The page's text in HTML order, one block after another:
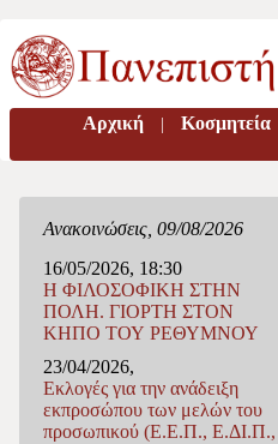
Αρχική Κοσμητεία
Ανακοινώσεις, 09/08/2026
16/05/2026, 18:30
Η ΦΙΛΟΣΟΦΙΚΗ ΣΤΗΝ
ΠΟΛΗ. ΓΙΟΡΤΗ ΣΤΟΝ
ΚΗΠΟ ΤΟΥ ΡΕΘΥΜΝΟΥ
23/04/2026,
Εκλογές για την ανάδειξη
εκπροσώπου των μελών του
προσωπικού (Ε.Ε.Π., Ε.ΔΙ.Π.,